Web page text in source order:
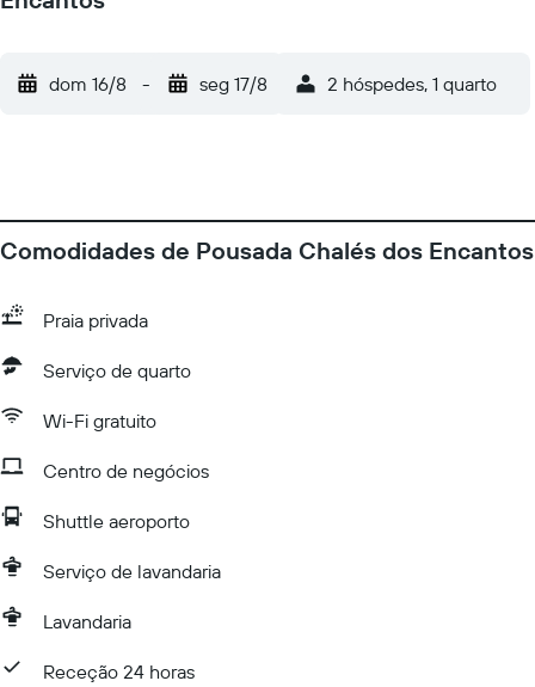
dom 16/8 - seg 17/8 2 hóspedes, 1 quarto
Comodidades de Pousada Chalés dos Encantos
Praia privada
Serviço de quarto
Wi-Fi gratuito
Centro de negócios
Shuttle aeroporto
Serviço de lavandaria
Lavandaria
Receção 24 horas